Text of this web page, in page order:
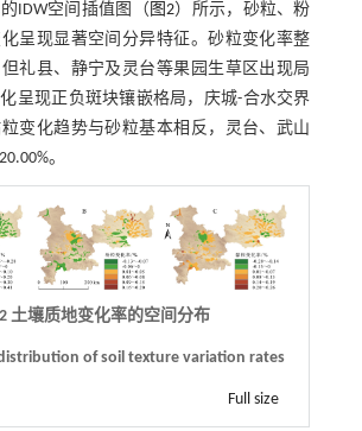
IDW空间插值图（图2）所示，砂粒、粉
呈现显著空间分异特征。砂粒变化率整
礼县、静宁及灵台等果园生草区出现局
呈现正负斑块镶嵌格局，庆城-合水交界
变化趋势与砂粒基本相反，灵台、武山
。
土壤质地变化率的空间分布
of soil texture variation rates
Full size